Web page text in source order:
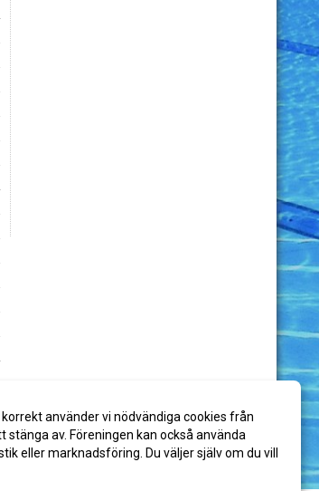
använder vi nödvändiga cookies från
stänga av. Föreningen kan också använda
eller marknadsföring. Du väljer själv om du vill